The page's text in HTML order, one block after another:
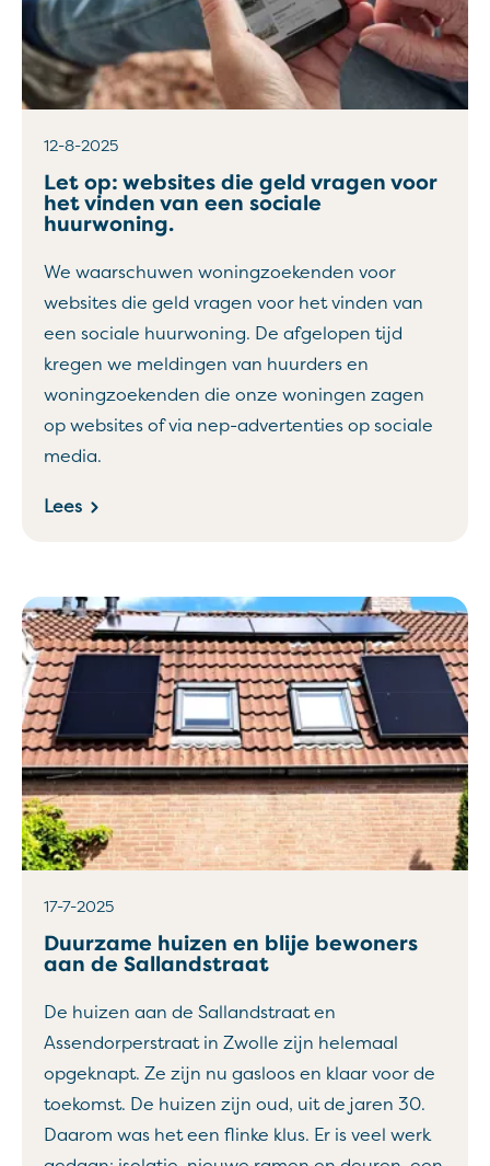
Let op: websites die geld vragen voor
het vinden van een sociale
huurwoning.
12-8-2025
We waarschuwen woningzoekenden voor
websites die geld vragen voor het vinden van
een sociale huurwoning. De afgelopen tijd
kregen we meldingen van huurders en
woningzoekenden die onze woningen zagen
op websites of via nep-advertenties op sociale
media.
Lees
Duurzame huizen en blije bewoners
aan de Sallandstraat
17-7-2025
De huizen aan de Sallandstraat en
Assendorperstraat in Zwolle zijn helemaal
opgeknapt. Ze zijn nu gasloos en klaar voor de
toekomst. De huizen zijn oud, uit de jaren 30.
Daarom was het een flinke klus. Er is veel werk